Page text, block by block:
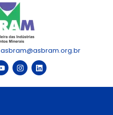
asbram@asbram.org.br